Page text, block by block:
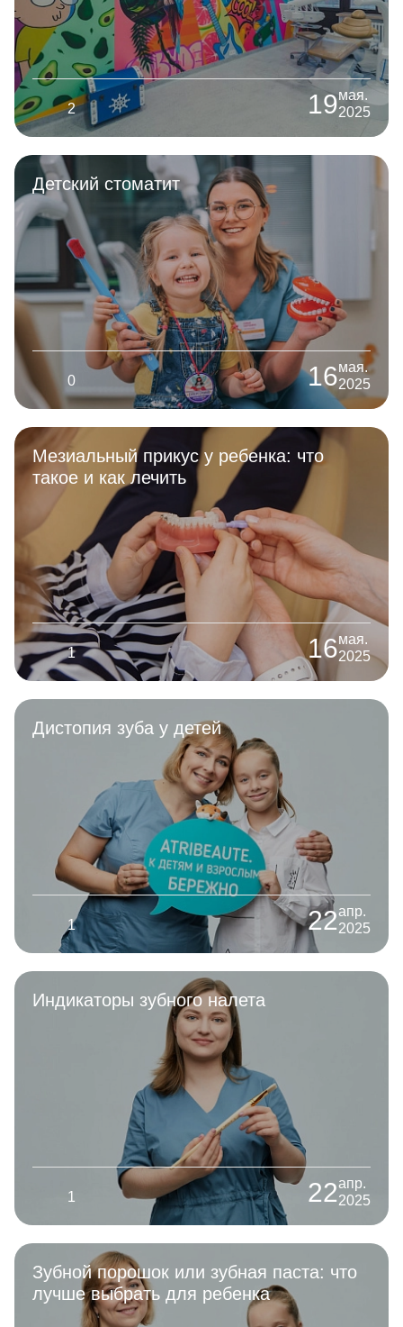
2 19мая.
2025
Детский стоматит
0 16мая.
2025
Мезиальный прикус у ребенка: что
такое и как лечить
1 16мая.
2025
Дистопия зуба у детей
1 22апр.
2025
Индикаторы зубного налета
1 22апр.
2025
Зубной порошок или зубная паста: что
лучше выбрать для ребенка